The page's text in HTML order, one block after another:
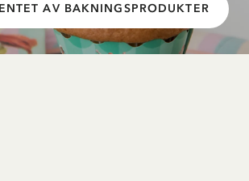
AV BAKNINGSPRODUKTER